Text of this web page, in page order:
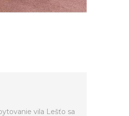
vila Lešťo sa